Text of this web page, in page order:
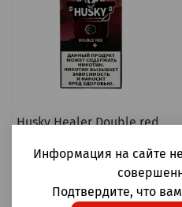
Husky Healer Double red
12000 затяжек 20мг Hard
1 050 ₽
Информация на сайте
Подтвердите, что